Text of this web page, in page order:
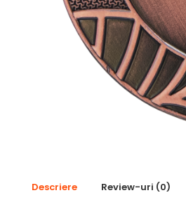
Alte ramuri sportive
Cupe economice
MedaliiDescriere Review-uri (0)